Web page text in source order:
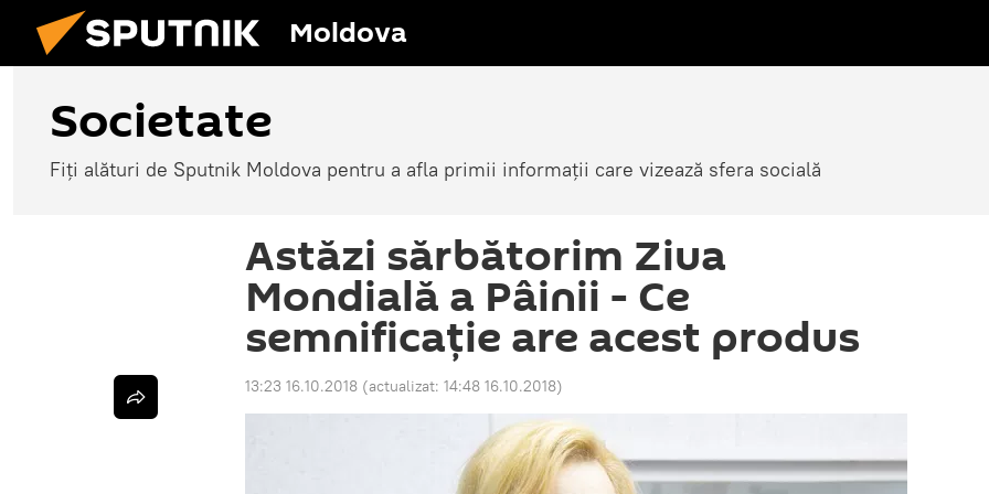
Moldova
Societate
Fiți alături de Sputnik Moldova pentru a afla primii informații care vizează sfera socială
Astăzi sărbătorim Ziua
Mondială a Pâinii - Ce
semnificație are acest produs
13:23 16.10.2018 (actualizat: 14:48 16.10.2018)